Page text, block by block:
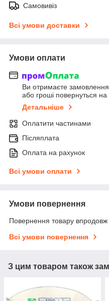
Самовивіз
Всі умови доставки
Умови оплати
Ви отримаєте замовлення
або гроші повернуться на
Детальніше
Оплатити частинами
Післяплата
Оплата на рахунок
Всі умови оплати
Умови повернення
Повернення товару впродовж
Всі умови повернення
З цим товаром також